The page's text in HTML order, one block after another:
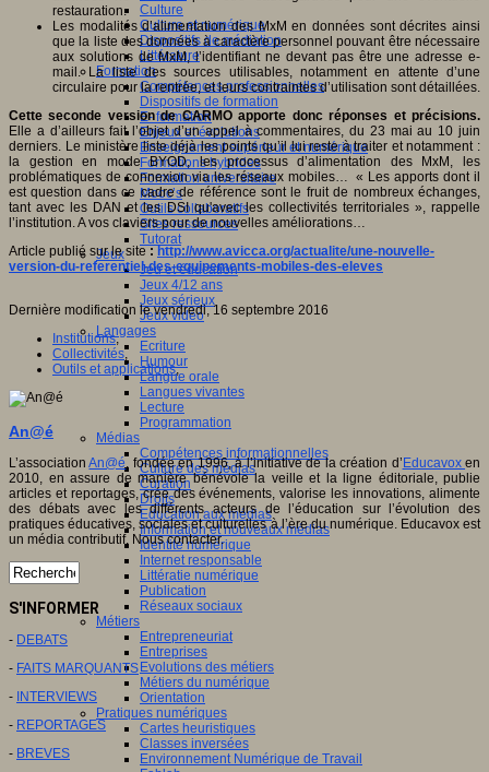
Culture
Culture et numérique
Dispositifs de médiation
Littérature
Formation
Compétences professionnelles
Dispositifs de formation
E- formation
Enjeux et évolutions
Enseignement supérieur et numérique
Formations hybrides
Formation universitaire
Mooc’s
Outils collaboratifs
Sites ressources
Tutorat
Jeux
Jeu et éducation
Jeux 4/12 ans
Jeux sérieux
Jeux vidéo
Langages
Ecriture
Humour
Langue orale
Langues vivantes
Lecture
Programmation
Médias
Compétences informationnelles
Culture des médias
Curation
Droits
Education aux médias
Information et nouveaux médias
Identité numérique
Internet responsable
Littératie numérique
Publication
Réseaux sociaux
Métiers
Entrepreneuriat
Entreprises
Evolutions des métiers
Métiers du numérique
Orientation
Pratiques numériques
Cartes heuristiques
Classes inversées
Environnement Numérique de Travail
restauration.
Les modalités d’alimentation des MxM en données sont décrites ainsi
que la liste des données à caractère personnel pouvant être nécessaire
aux solutions de MxM, l’identifiant ne devant pas être une adresse e-
mail. La liste des sources utilisables, notamment en attente d’une
circulaire pour la rentrée, et leurs contraintes d’utilisation sont détaillées.
Cette seconde version de CARMO apporte donc réponses et précisions.
Elle a d’ailleurs fait l’objet d’un appel à commentaires, du 23 mai au 10 juin
derniers. Le ministère liste déjà les points qu’il lui reste à traiter et notamment :
la gestion en mode BYOD, les processus d’alimentation des MxM, les
problématiques de connexion via les réseaux mobiles… « Les apports dont il
est question dans ce cadre de référence sont le fruit de nombreux échanges,
tant avec les DAN et les DSI qu'avec les collectivités territoriales », rappelle
l’institution. A vos claviers pour de nouvelles améliorations…
Article publié sur le site:http://www.avicca.org/actualite/une-nouvelle-
version-du-referentiel-des-equipements-mobiles-des-eleves
Dernière modification le vendredi, 16 septembre 2016
Institutions,
Collectivités,
Outils et applications,
An@é
L’associationAn@é, fondée en 1996, à l’initiative de la création d’ Educavoxen
2010, en assure de manière bénévole la veille et la ligne éditoriale, publie
articles et reportages, crée des événements, valorise les innovations, alimente
des débats avec les différents acteurs de l’éducation sur l’évolution des
pratiques éducatives, sociales et culturelles à l’ère du numérique. Educavox est
un média contributif. Nous contacter.
S'INFORMER
- DEBATS
- FAITS MARQUANTS
- INTERVIEWS
- REPORTAGES
- BREVES